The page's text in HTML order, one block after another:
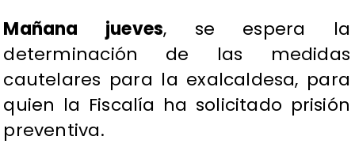
Mañana jueves, se espera la
determinación de las medidas
cautelares para la exalcaldesa, para
quien la Fiscalía ha solicitado prisión
preventiva.